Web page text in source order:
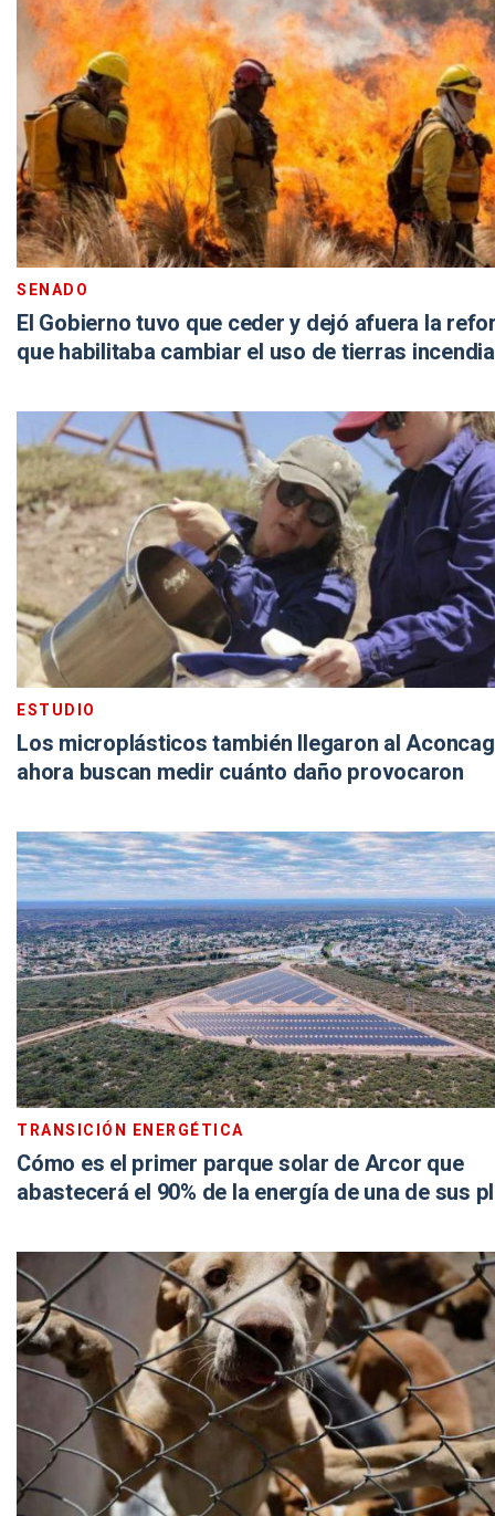
SENADO
El Gobierno tuvo que ceder y dejó afuera la
que habilitaba cambiar el uso de tierras
ESTUDIO
Los microplásticos también llegaron al
ahora buscan medir cuánto daño provocaron
TRANSICIÓN ENERGÉTICA
Cómo es el primer parque solar de Arcor que
abastecerá el 90% de la energía de una de sus